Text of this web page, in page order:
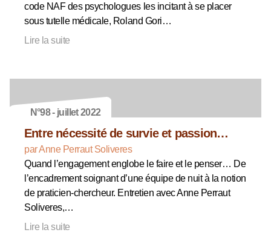
code NAF des psychologues les incitant à se placer
sous tutelle médicale, Roland Gori…
Lire la suite
N°98 - juillet 2022
Entre nécessité de survie et passion…
par Anne Perraut Soliveres
Quand l’engagement englobe le faire et le penser… De
l’encadrement soignant d’une équipe de nuit à la notion
de praticien-chercheur. Entretien avec Anne Perraut
Soliveres,…
Lire la suite